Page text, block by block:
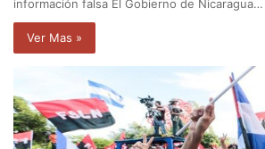
información falsa El Gobierno de Nicaragua…
Ver Mas »